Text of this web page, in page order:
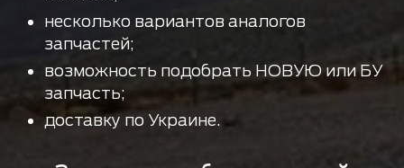
несколько вариантов аналогов
запчастей;
возможность подобрать НОВУЮ или БУ
запчасть;
доставку по Украине.